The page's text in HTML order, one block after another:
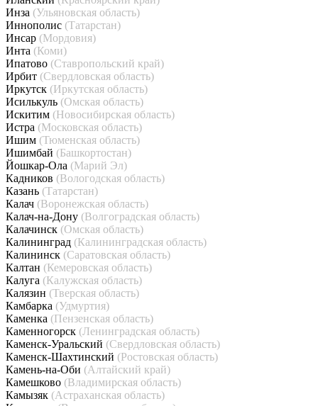
Инза (Ульяновская область)
Иннополис (Татарстан)
Инсар (Мордовия)
Инта (Коми)
Ипатово (Ставропольский край)
Ирбит (Свердловская область)
Иркутск (Иркутская область)
Исилькуль (Омская область)
Искитим (Новосибирская область)
Истра (Московская область)
Ишим (Тюменская область)
Ишимбай (Башкортостан)
Йошкар-Ола (Марий Эл)
Кадников (Вологодская область)
Казань (Татарстан)
Калач (Воронежская область)
Калач-на-Дону (Волгоградская область)
Калачинск (Омская область)
Калининград (Калининградская область)
Калининск (Саратовская область)
Калтан (Кемеровская область)
Калуга (Калужская область)
Калязин (Тверская область)
Камбарка (Удмуртия)
Каменка (Пензенская область)
Каменногорск (Ленинградская область)
Каменск-Уральский (Свердловская область)
Каменск-Шахтинский (Ростовская область)
Камень-на-Оби (Алтайский край)
Камешково (Владимирская область)
Камызяк (Астраханская область)